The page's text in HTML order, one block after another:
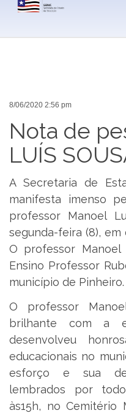
8/06/2020 2:56 pm
Nota de
LUÍS
A Secretaria de
manifesta imenso
professor Manoel
segunda-feira (8),
O professor
Ensino Professor
município de Pinheiro.
O professor
brilhante com a
desenvolveu
educacionais no
esforço e sua
lembrados por
às15h, no Cemitério